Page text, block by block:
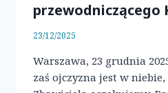
przewodniczącego
23/12/2025
Warszawa, 23 grudnia
zaś ojczyzna jest w niebie,